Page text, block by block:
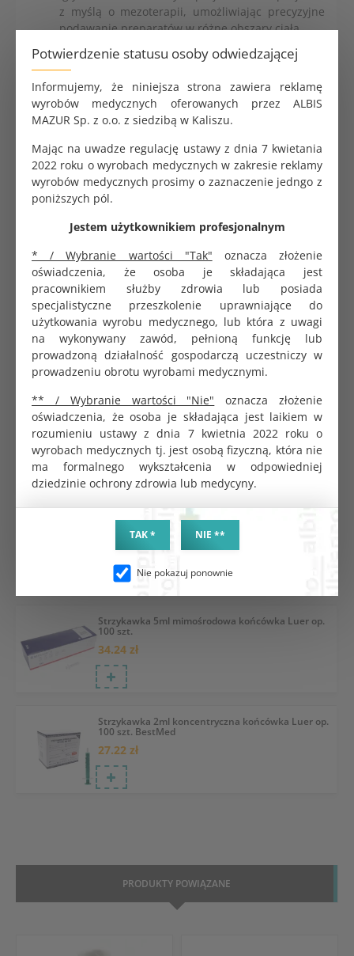
Potwierdzenie statusu osoby odwiedzającej
Informujemy, że niniejsza strona zawiera reklamę
wyrobów medycznych oferowanych przez ALBIS
MAZUR Sp. z o.o. z siedzibą w Kaliszu.
Mając na uwadze regulację ustawy z dnia 7 kwietania
2022 roku o wyrobach medycznych w zakresie reklamy
wyrobów medycznych prosimy o zaznaczenie jedngo z
poniższych pól.
Jestem użytkownikiem profesjonalnym
* / Wybranie wartości "Tak" oznacza złożenie
oświadczenia, że osoba je składająca jest
pracownikiem służby zdrowia lub posiada
specjalistyczne przeszkolenie uprawniające do
użytkowania wyrobu medycznego, lub która z uwagi
na wykonywany zawód, pełnioną funkcję lub
prowadzoną działalność gospodarczą uczestniczy w
prowadzeniu obrotu wyrobami medycznymi.
** / Wybranie wartości "Nie" oznacza złożenie
oświadczenia, że osoba je składająca jest laikiem w
rozumieniu ustawy z dnia 7 kwietnia 2022 roku o
wyrobach medycznych tj. jest osobą fizyczną, która nie
ma formalnego wykształcenia w odpowiedniej
dziedzinie ochrony zdrowia lub medycyny.
TAK * NIE **
Nie pokazuj ponownie
Strzykawka 10ml koncentryczna końcówka Luer
op. 100 szt. BestMed
42.37 zł
Strzykawka 3-częściowa 3ml koncentryczna
końcówka Luer Lock op. 100 szt.
38.70 zł
Strzykawka 5ml mimośrodowa końcówka Luer op.
100 szt.
34.24 zł
Strzykawka 2ml koncentryczna końcówka Luer op.
100 szt. BestMed
27.22 zł
z myślą o mezoterapii, umożliwiając precyzyjne
podawanie preparatów w różne obszary ciała.
Wykorzystywane w medycynie estetycznej i
przeciwbólowej do zabiegów wymagających
Zalety:
minimalny dyskomfort dla pacjenta.
Różnorodność długości igieł pozwala na łatwe
dostosowanie do różnych partii ciała.
Sterylne i jednorazowe, gwarantują najwyższy
poziom bezpieczeństwa i higieny.
Nieustanne badania i rozwój produktu
poprawiają komfort użytkowania zarówno dla
lekarza, jak i pacjenta.
Specyfikacja techniczna:
Rozmiar: 30G (0,3 x 6 mm).
Opakowanie: 100 sztuk.
Przeznaczenie: mezoterapia igłowa.
PRODUKTY POWIĄZANE